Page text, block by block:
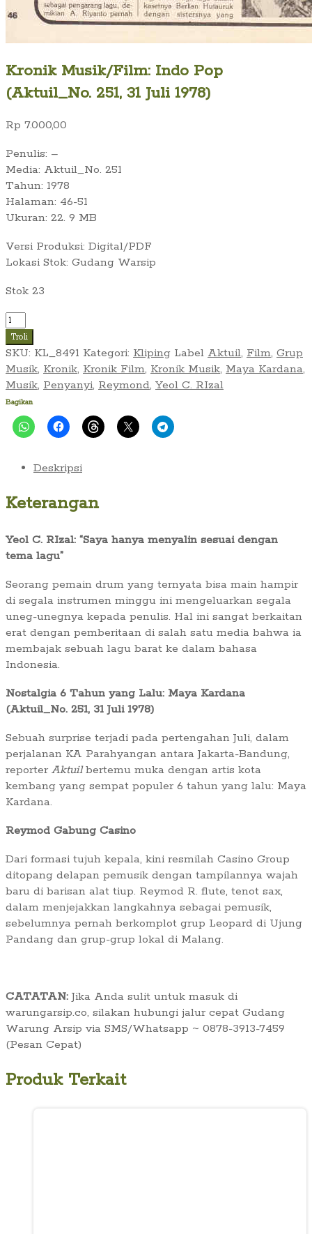
Kronik Musik/Film: Indo Pop
(Aktuil_No. 251, 31 Juli 1978)
Rp 7.000,00
Penulis: –
Media: Aktuil_No. 251
Tahun: 1978
Halaman: 46-51
Ukuran: 22. 9 MB
Versi Produksi: Digital/PDF
Lokasi Stok: Gudang Warsip
Stok 23
Kuantitas
Kronik
Musik/Film:
Indo
Pop
(Aktuil_No.
251,
31
1978)
Troli
SKU: KL_8491 Kategori: Kliping Label Aktuil, Film, Grup
Musik, Kronik, Kronik Film, Kronik Musik, Maya Kardana,
Musik, Penyanyi, Reymond, Yeol C. RIzal
Bagikan
Deskripsi
Keterangan
Yeol C. RIzal: “Saya hanya menyalin sesuai dengan
tema lagu”
Seorang pemain drum yang ternyata bisa main hampir
di segala instrumen minggu ini mengeluarkan segala
uneg-unegnya kepada penulis. Hal ini sangat berkaitan
erat dengan pemberitaan di salah satu media bahwa ia
membajak sebuah lagu barat ke dalam bahasa
Indonesia.
Nostalgia 6 Tahun yang Lalu: Maya Kardana
(Aktuil_No. 251, 31 Juli 1978)
Sebuah surprise terjadi pada pertengahan Juli, dalam
perjalanan KA Parahyangan antara Jakarta-Bandung,
reporter Aktuilbertemu muka dengan artis kota
kembang yang sempat populer 6 tahun yang lalu: Maya
Kardana.
Reymod Gabung Casino
Dari formasi tujuh kepala, kini resmilah Casino Group
ditopang delapan pemusik dengan tampilannya wajah
baru di barisan alat tiup. Reymod R. flute, tenot sax,
dalam menjejakkan langkahnya sebagai pemusik,
sebelumnya pernah berkomplot grup Leopard di Ujung
Pandang dan grup-grup lokal di Malang.
CATATAN: Jika Anda sulit untuk masuk di
warungarsip.co, silakan hubungi jalur cepat Gudang
Warung Arsip via SMS/Whatsapp ~ 0878-3913-7459
(Pesan Cepat)
Produk Terkait